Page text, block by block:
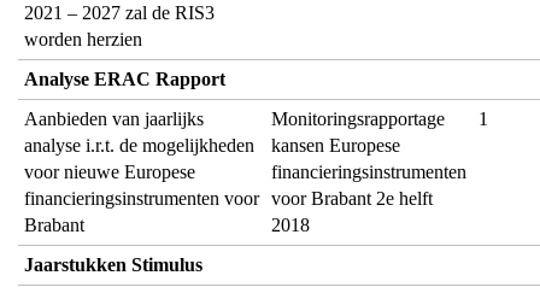
2021 – 2027 zal de RIS3
worden herzien
Analyse ERAC Rapport
Aanbieden van jaarlijks
analyse i.r.t. de mogelijkheden
voor nieuwe Europese
financieringsinstrumenten voor
Brabant
Monitoringsrapportage
kansen Europese
financieringsinstrumenten
voor Brabant 2e helft
2018
1
Jaarstukken Stimulus